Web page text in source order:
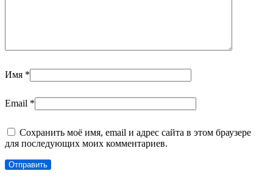
Имя *
Email *
Сохранить моё имя, email и адрес сайта в этом браузере
для последующих моих комментариев.